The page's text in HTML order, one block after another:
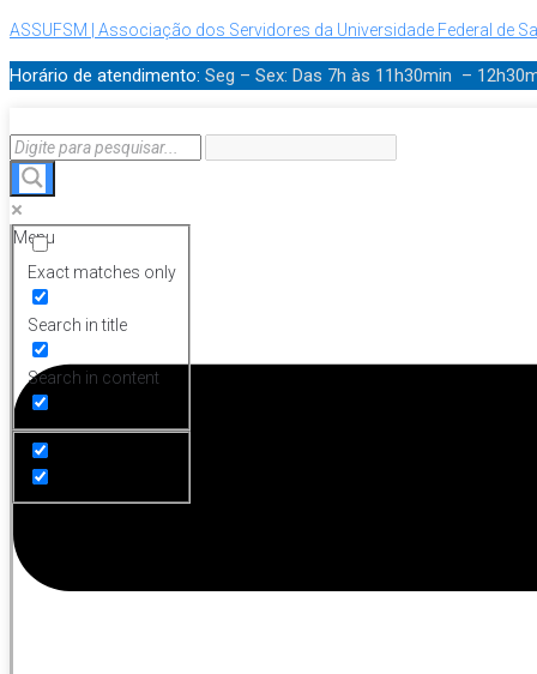
ASSUFSM | Associação dos Servidores da Universidade Federal de
Horário de atendimento: Seg – Sex: Das 7h às 11h30min –
Exact matches only
Search in title
Search in content
Menu